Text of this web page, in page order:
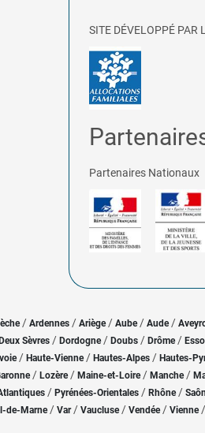
SITE DÉVELOPPÉ PAR
Partenaires Nationaux
/ Ardennes / Ariège/ Aube/ Aude /
Deux Sèvres / Dordogne/ Doubs / Drôme/
/ Haute-Vienne/ Hautes-Alpes / Hautes-
/ Lozère / Maine-et-Loire/ Manche/
/ Pyrénées-Orientales / Rhône/
de-Marne/ Var/ Vaucluse/ Vendée/ Vienne/